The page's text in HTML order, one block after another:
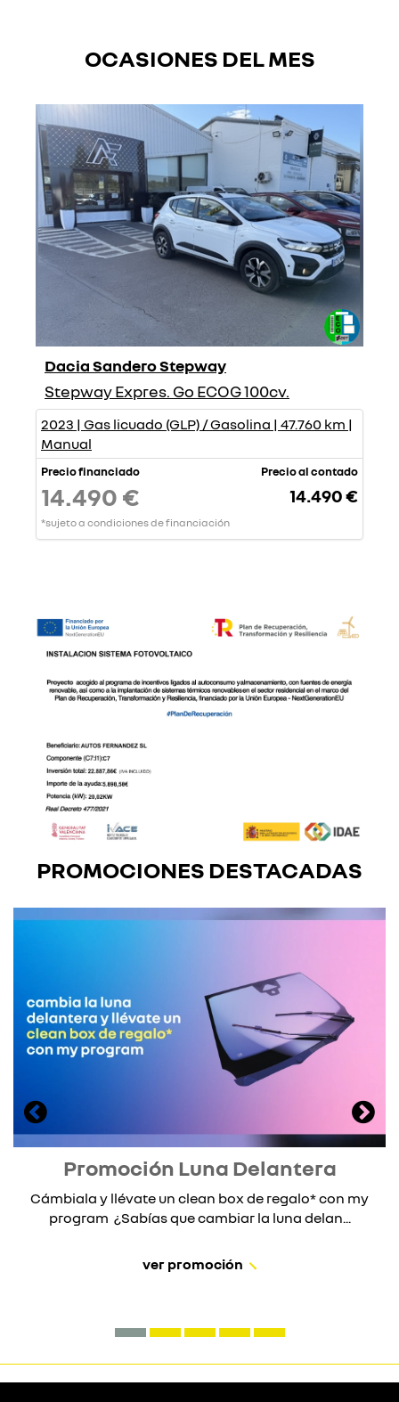
OCASIONES DEL MES
Dacia Sandero Stepway
Stepway Expres. Go ECOG 100cv.
2023 | Gas licuado (GLP) / Gasolina | 47.760 km |
Manual
Precio financiado
14.490 €
*sujeto a condiciones de financiación
Precio al contado
14.490 €
PROMOCIONES DESTACADAS
Promoción Luna Delantera
Cámbiala y llévate un clean box de regalo* con my
program ¿Sabías que cambiar la luna delan...
ver promoción